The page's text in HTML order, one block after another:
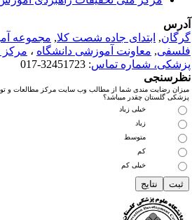
,ابتدای جاده شصت کلا,مجموعه
, معاونت آموزشی دانشگاه، مرکز
شماره تماس: 32451723-017
رضایت مندی شما از مطالب وب سایت مرکز مطالعات و
گلستان چقدر میباشد؟
خیلی زیاد
زیاد
متوسط
خیلی کم